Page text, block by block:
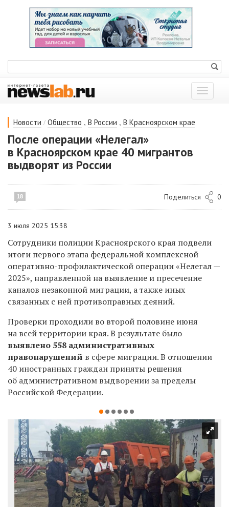
Показать
меню
Новости / Общество , В России , В Красноярском крае
После операции «Нелегал»
в Красноярском крае 40 мигрантов
выдворят из России
18 Поделиться 0
3 июля 2025 15:38
Сотрудники полиции Красноярского края подвели
итоги первого этапа федеральной комплексной
оперативно-профилактической операции «Нелегал —
2025», направленной на выявление и пресечение
каналов незаконной миграции, а также иных
связанных с ней противоправных деяний.
Проверки проходили во второй половине июня
на всей территории края. В результате было
выявлено 558 административных
правонарушений в сфере миграции.В отношении
40 иностранных граждан приняты решения
об административном выдворении за пределы
Российской Федерации.